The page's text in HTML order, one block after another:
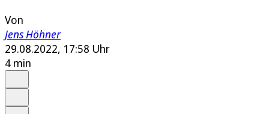
Von
Jens Höhner
29.08.2022, 17:58 Uhr
4 min